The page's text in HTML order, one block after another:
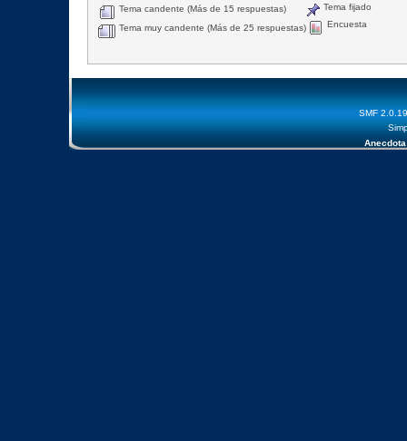
Tema candente (Más de 15 respuestas)
Tema muy candente (Más de 25 respuestas)
Tema fijado
Encuesta
SMF 2.0.19
Anecdota